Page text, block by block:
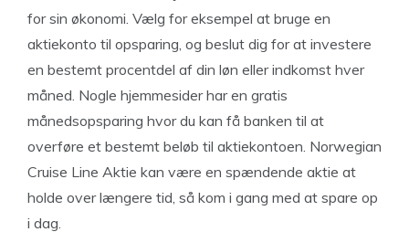
for sin økonomi. Vælg for eksempel at bruge en
aktiekonto til opsparing, og beslut dig for at investere
en bestemt procentdel af din løn eller indkomst hver
måned. Nogle hjemmesider har en gratis
månedsopsparing hvor du kan få banken til at
overføre et bestemt beløb til aktiekontoen. Norwegian
Cruise Line Aktie kan være en spændende aktie at
holde over længere tid, så kom i gang med at spare op
i dag.